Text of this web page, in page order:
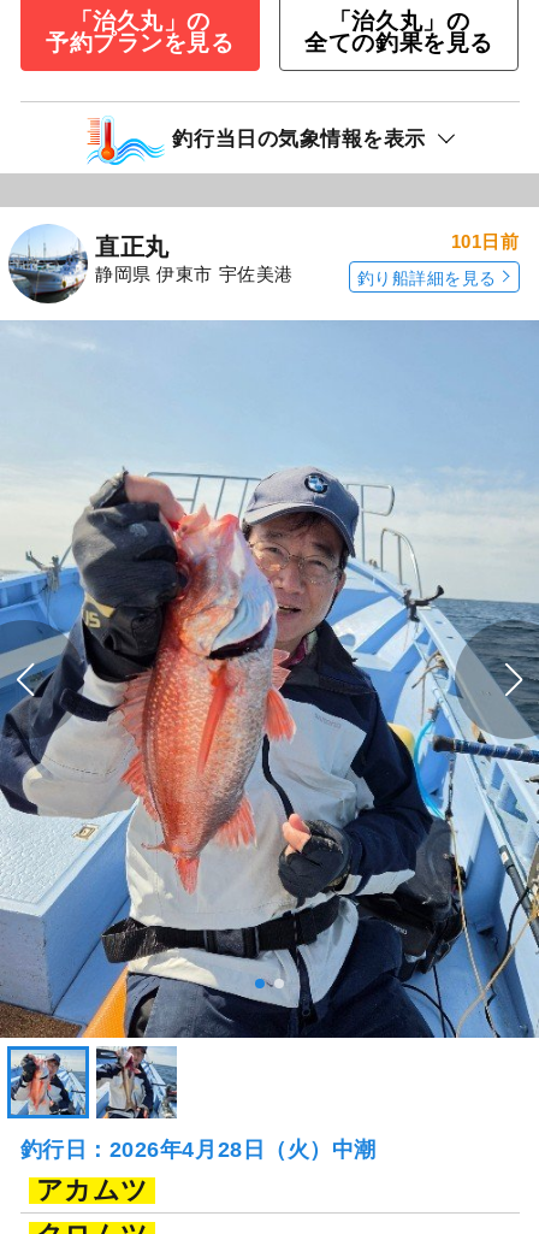
「治久丸」の
予約プランを見る
「治久丸」の
全ての釣果を見る
釣行当日の気象情報を表示
直正丸
静岡県 伊東市 宇佐美港
101日前
釣り船詳細を見る
釣行日：2026年4月28日（火）中潮
アカムツ